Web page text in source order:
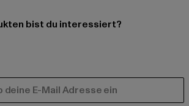
bist du interessiert?